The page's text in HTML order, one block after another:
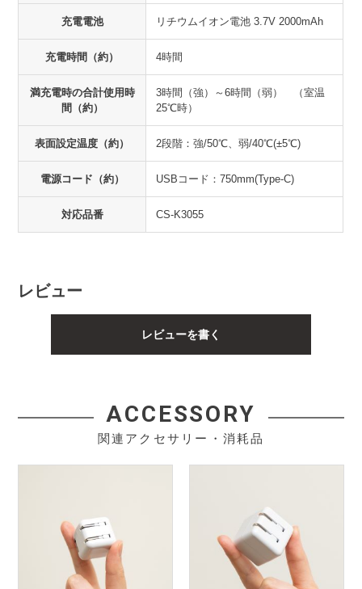
充電電池 リチウムイオン電池 3.7V 2000mAh
充電時間（約） 4時間
満充電時の合計使用時
間（約）
3時間（強）～6時間（弱） （室温
25℃時）
表面設定温度（約） 2段階：強/50℃、弱/40℃(±5℃)
電源コード（約） USBコード：750mm(Type-C)
対応品番 CS-K3055
レビュー
レビューを書く
ACCESSORY
関連アクセサリー・消耗品